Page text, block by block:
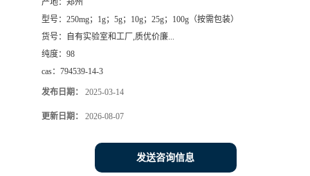
产地： 郑州
型号： 250mg；1g；5g；10g；25g；100g（按需包装）
货号：
自有实验室和工厂,质优价廉...
纯度： 98
cas： 794539-14-3
发布日期： 2025-03-14
更新日期： 2026-08-07
发送咨询信息